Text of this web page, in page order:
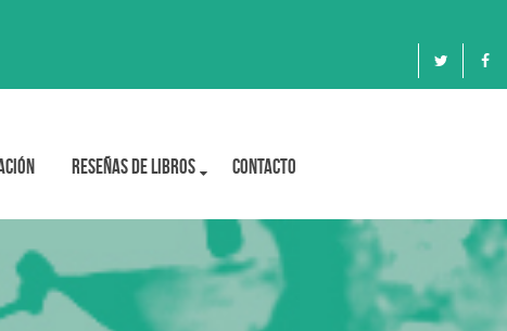
Reseñas de libros Contacto